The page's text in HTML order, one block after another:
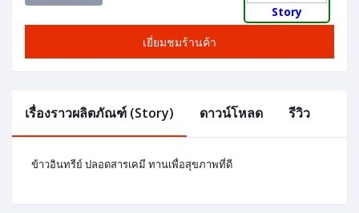
เยี่ยมชมร้านค้า
Story
เรื่องราวผลิตภัณฑ์ (Story) ดาวน์โหลด รีวิว
ข้าวอินทรีย์ ปลอดสารเคมี ทานเพื่อสุขภาพที่ดี